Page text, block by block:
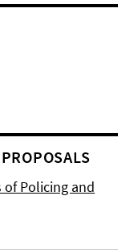
of Policing and